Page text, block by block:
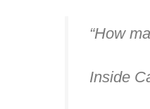
“How
Inside